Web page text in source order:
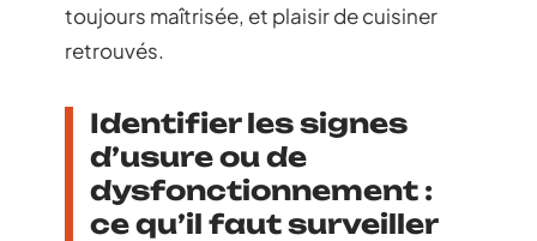
toujours maîtrisée, et plaisir de cuisiner
retrouvés.
Identifier les signes
d’usure ou de
dysfonctionnement :
ce qu’il faut surveiller